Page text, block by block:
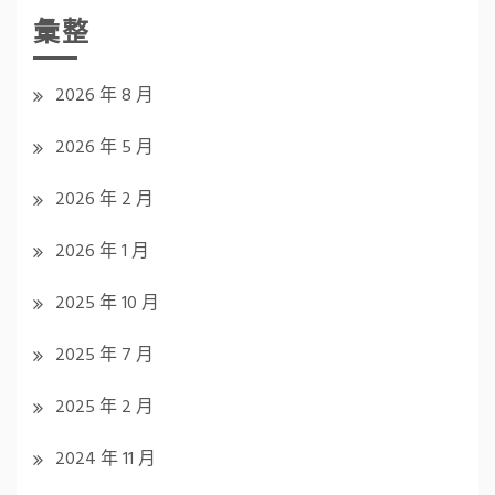
彙整
2026 年 8 月
2026 年 5 月
2026 年 2 月
2026 年 1 月
2025 年 10 月
2025 年 7 月
2025 年 2 月
2024 年 11 月